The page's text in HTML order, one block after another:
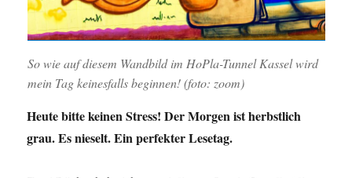
So wie auf diesem Wandbild im HoPla-Tunnel Kassel wird
mein Tag keinesfalls beginnen! (foto: zoom)
Heute bitte keinen Stress! Der Morgen ist herbstlich
grau. Es nieselt. Ein perfekter Lesetag.